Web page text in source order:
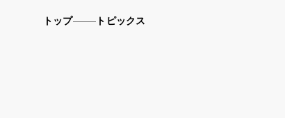
トップ トピックス